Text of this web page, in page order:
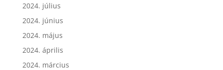
2024. július
2024. június
2024. május
2024. április
2024. március